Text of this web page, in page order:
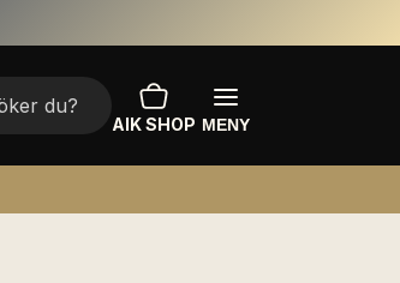
AIK SHOP MENY